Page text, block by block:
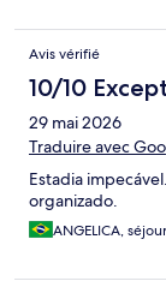
Avis vérifié
10/10
29 mai 2026
Traduire avec
Estadia
organizado.
ANGELICA,